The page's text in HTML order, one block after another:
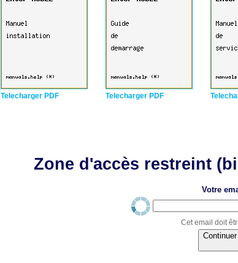
Telecharger PDF Telecharger PDF
Zone d'accès restreint
Votre
Cet email doit